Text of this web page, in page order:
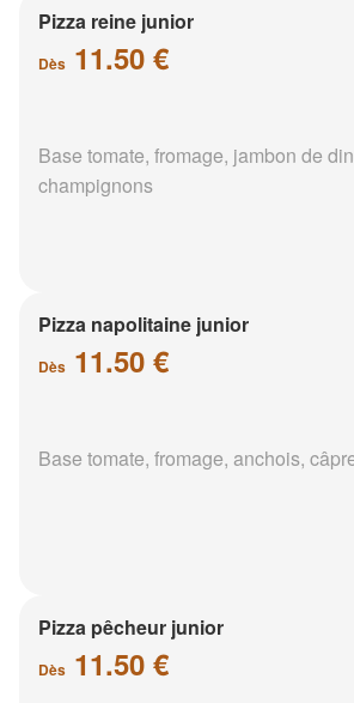
Pizza reine junior
Dès 11.50 €
Base tomate, fromage, jambon de
champignons
Pizza napolitaine junior
Dès 11.50 €
Base tomate, fromage, anchois,
Pizza pêcheur junior
Dès 11.50 €